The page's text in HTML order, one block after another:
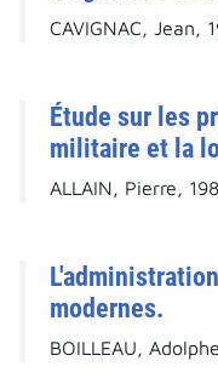
CAVIGNAC, Jean,
Étude sur les
militaire et la
ALLAIN, Pierre,
modernes.
BOILLEAU,